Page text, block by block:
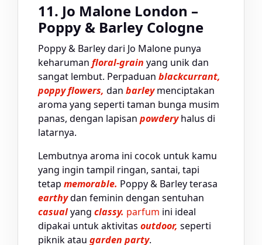
11. Jo Malone London –
Poppy & Barley Cologne
Poppy & Barley dari Jo Malone punya
keharuman floral-grain yang unik dan
sangat lembut. Perpaduan blackcurrant,
poppy flowers, dan barleymenciptakan
aroma yang seperti taman bunga musim
panas, dengan lapisan powderyhalus di
latarnya.
Lembutnya aroma ini cocok untuk kamu
yang ingin tampil ringan, santai, tapi
tetap memorable. Poppy & Barley terasa
earthydan feminin dengan sentuhan
casualyang classy. parfum ini ideal
dipakai untuk aktivitas outdoor, seperti
piknik atau garden party.